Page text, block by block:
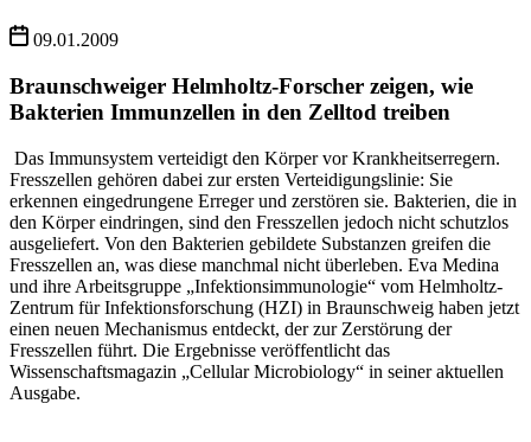
09.01.2009
Braunschweiger Helmholtz-Forscher zeigen, wie
Bakterien Immunzellen in den Zelltod treiben
Das Immunsystem verteidigt den Körper vor Krankheitserregern.
Fresszellen gehören dabei zur ersten Verteidigungslinie: Sie
erkennen eingedrungene Erreger und zerstören sie. Bakterien, die in
den Körper eindringen, sind den Fresszellen jedoch nicht schutzlos
ausgeliefert. Von den Bakterien gebildete Substanzen greifen die
Fresszellen an, was diese manchmal nicht überleben. Eva Medina
und ihre Arbeitsgruppe „Infektionsimmunologie“ vom Helmholtz-
Zentrum für Infektionsforschung (HZI) in Braunschweig haben jetzt
einen neuen Mechanismus entdeckt, der zur Zerstörung der
Fresszellen führt. Die Ergebnisse veröffentlicht das
Wissenschaftsmagazin „Cellular Microbiology“ in seiner aktuellen
Ausgabe.